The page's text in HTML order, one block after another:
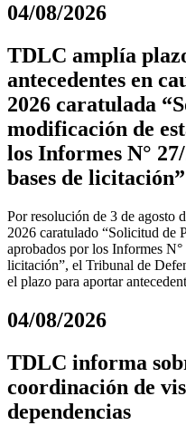
04/08/2026
TDLC amplía
antecedentes en
2026 caratulada
modificación de
los Informes N°
bases de licitación”
Por resolución de 3 de agosto
2026 caratulado “Solicitud de
aprobados por los Informes
licitación”, el Tribunal de
el plazo para aportar
04/08/2026
TDLC informa
coordinación de
dependencias